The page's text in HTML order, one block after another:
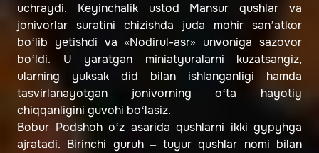
uchraydi. Keyinchalik ustod Mansur qushlar va
jonivorlar suratini chizishda juda mohir san’atkor
bo‘lib yetishdi va «Nodirul-asr» unvoniga sazovor
bo‘ldi. U yaratgan miniatyuralarni kuzatsangiz,
ularning yuksak did bilan ishlanganligi hamda
tasvirlanayotgan jonivorning o‘ta hayotiy
chiqqanligini guvohi bo‘lasiz.
Bobur Podshoh o‘z asarida qushlarni ikki gypyhga
ajratadi. Birinchi guruh – tuyur qushlar nomi bilan